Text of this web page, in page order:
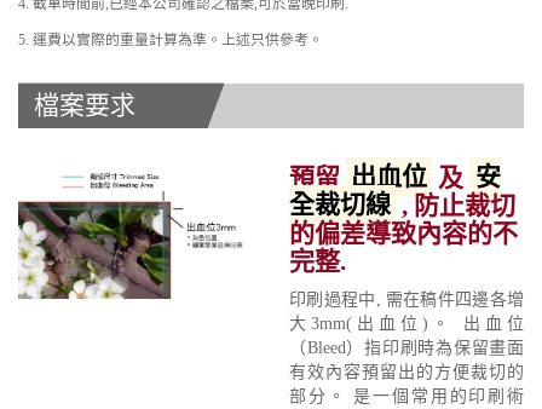
5. 運費以實際的重量計算為準。上述只供參考。
檔案要求
預留 出血位 及 安
全裁切線, 防止裁切
的偏差導致內容的不
完整.
印刷過程中, 需在稿件四邊各增
大3mm(出血位)。 出血位
（Bleed）指印刷時為保留畫面
有效內容預留出的方便裁切的
部分。 是一個常用的印刷術